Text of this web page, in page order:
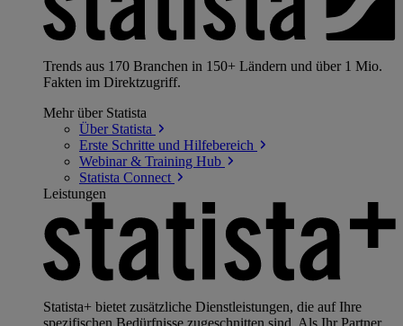
Trends aus 170 Branchen in 150+ Ländern und über 1 Mio.
Fakten im Direktzugriff.
Mehr über Statista
Über Statista
Erste Schritte und Hilfebereich
Webinar & Training Hub
Statista Connect
Leistungen
Statista+ bietet zusätzliche Dienstleistungen, die auf Ihre
spezifischen Bedürfnisse zugeschnitten sind. Als Ihr Partner